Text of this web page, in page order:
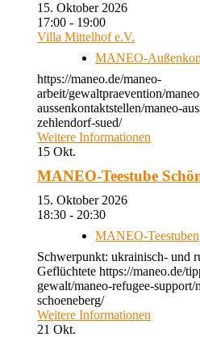
15. Oktober 2026
17:00 - 19:00
Villa Mittelhof e.V.
MANEO-
https://maneo.de/maneo-
arbeit/gewaltpraevention/
aussenkontaktstellen/maneo-
zehlendorf-sued/
Weitere Informationen
15 Okt.
MANEO-Teestube
15. Oktober 2026
18:30 - 20:30
MANEO-Teestuben
Schwerpunkt: ukrainisch- und
Geflüchtete https://maneo.de/
gewalt/maneo-refugee-support/
schoeneberg/
Weitere Informationen
21 Okt.